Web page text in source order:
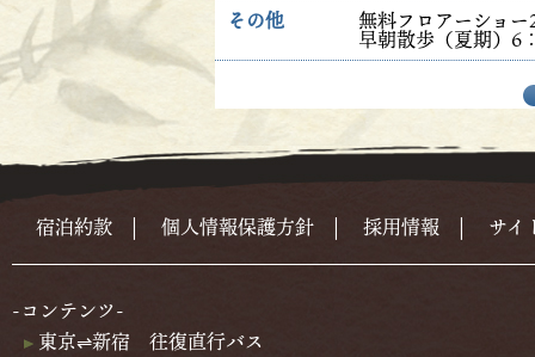
その他
無料フロアーショ
早朝散歩（夏期）6
宿泊約款 | 個人情報保護方針 | 採用情報 | サイ
-コンテンツ-
東京⇌新宿 往復直行バス